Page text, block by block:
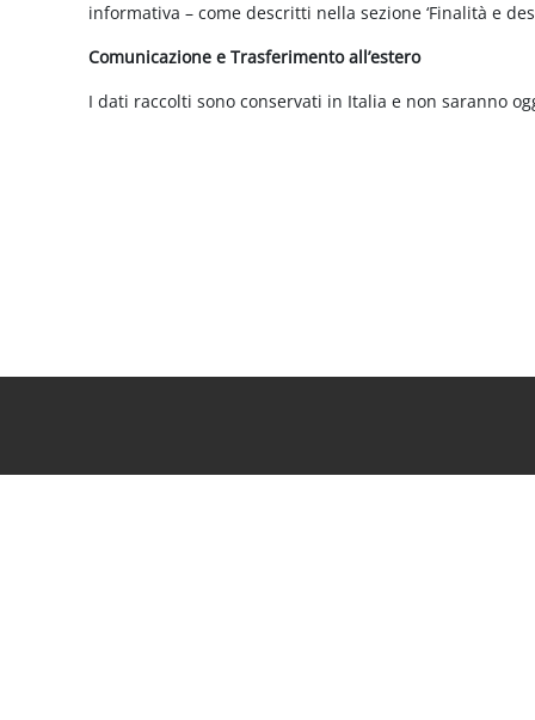
informativa – come descritti nella sezione ‘Finalità e
Comunicazione e Trasferimento all’estero
I dati raccolti sono conservati in Italia e non saranno